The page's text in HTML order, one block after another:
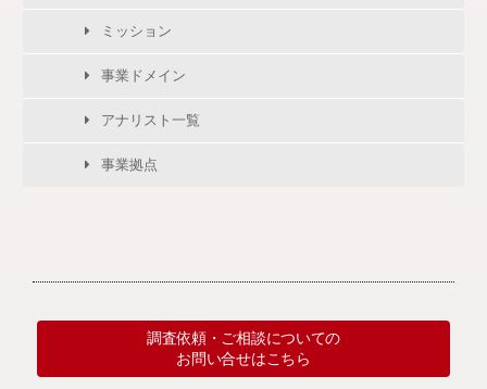
ミッション
事業ドメイン
アナリスト一覧
事業拠点
調査依頼・ご相談についての
お問い合せはこちら